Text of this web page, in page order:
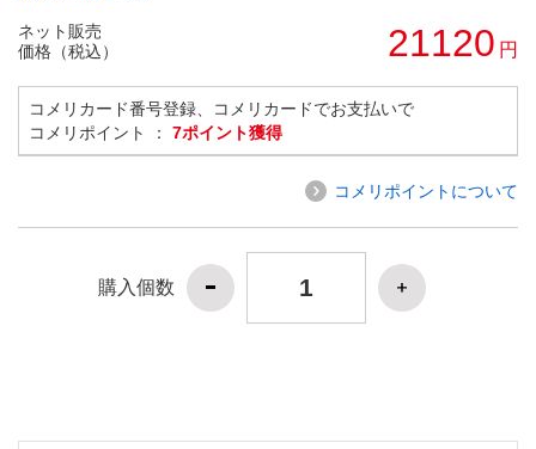
ネット販売
価格（税込）
21120 円
コメリカード番号登録、コメリカードでお支払いで
コメリポイント ： 7ポイント獲得
コメリポイントについて
購入個数